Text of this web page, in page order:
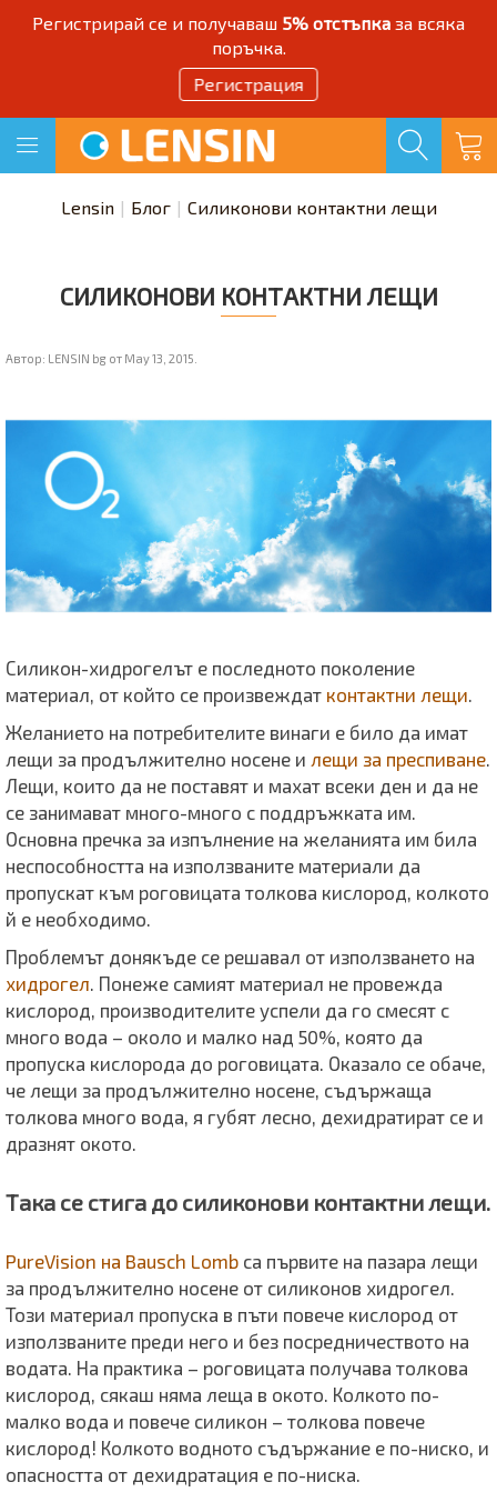
Регистрирай се и получаваш 5% отстъпка за всяка
поръчка.
Регистрация
Lensin Блог Силиконови контактни лещи
СИЛИКОНОВИ КОНТАКТНИ ЛЕЩИ
Автор: LENSIN bg от May 13, 2015
Силикон-хидрогелът е последното поколение
материал, от който се произвеждат контактни лещи
Желанието на потребителите винаги е било да имат
лещи за продължително носене и лещи за преспиване
Лещи, които да не поставят и махат всеки ден и да не
се занимават много-много с поддръжката им.
Основна пречка за изпълнение на желанията им била
неспособността на използваните материали да
пропускат към роговицата толкова кислород, колкото
й е необходимо.
Проблемът донякъде се решавал от използването на
хидрогел . Понеже самият материал не провежда
кислород, производителите успели да го смесят с
много вода – около и малко над 50%, която да
пропуска кислорода до роговицата. Оказало се обаче,
че лещи за продължително носене, съдържаща
толкова много вода, я губят лесно, дехидратират се и
дразнят окото.
Така се стига до силиконови контактни лещи.
PureVision на Bausch Lomb са първите на пазара лещи
за продължително носене от силиконов хидрогел.
Този материал пропуска в пъти повече кислород от
използваните преди него и без посредничеството на
водата. На практика – роговицата получава толкова
кислород, сякаш няма леща в окото. Колкото по-
малко вода и повече силикон – толкова повече
кислород! Колкото водното съдържание е по-ниско, и
опасността от дехидратация е по-ниска.